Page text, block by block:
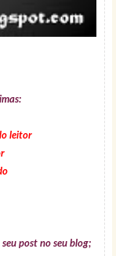
leitor
post no seu blog;